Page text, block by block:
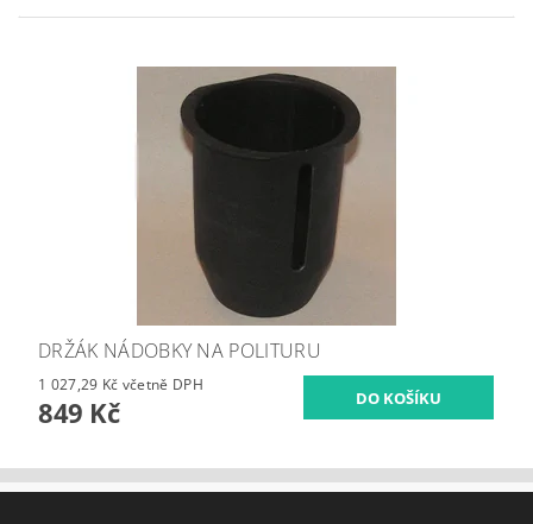
DRŽÁK NÁDOBKY NA POLITURU
1 027,29 Kč včetně DPH
849 Kč